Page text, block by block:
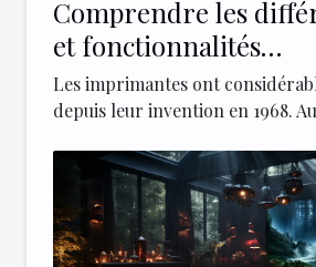
Comprendre les
et fonctionnalités
d'imprimantes
Les imprimantes ont
depuis leur invention en 1968.